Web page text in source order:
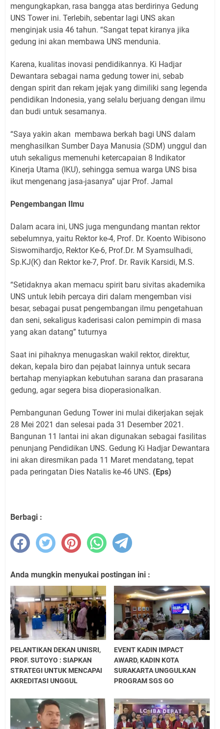
mengungkapkan, rasa bangga atas berdirinya Gedung
UNS Tower ini. Terlebih, sebentar lagi UNS akan
menginjak usia 46 tahun. “Sangat tepat kiranya jika
gedung ini akan membawa UNS mendunia.
Karena, kualitas inovasi pendidikannya. Ki Hadjar
Dewantara sebagai nama gedung tower ini, sebab
dengan spirit dan rekam jejak yang dimiliki sang legenda
pendidikan Indonesia, yang selalu berjuang dengan ilmu
dan budi untuk sesamanya.
“Saya yakin akan membawa berkah bagi UNS dalam
menghasilkan Sumber Daya Manusia (SDM) unggul dan
utuh sekaligus memenuhi ketercapaian 8 Indikator
Kinerja Utama (IKU), sehingga semua warga UNS bisa
ikut mengenang jasa-jasanya” ujar Prof. Jamal
Pengembangan Ilmu
Dalam acara ini, UNS juga mengundang mantan rektor
sebelumnya, yaitu Rektor ke-4, Prof. Dr. Koento Wibisono
Siswomihardjo, Rektor Ke-6, Prof.Dr. M Syamsulhadi,
Sp.KJ(K) dan Rektor ke-7, Prof. Dr. Ravik Karsidi, M.S.
“Setidaknya akan memacu spirit baru sivitas akademika
UNS untuk lebih percaya diri dalam mengemban visi
besar, sebagai pusat pengembangan ilmu pengetahuan
dan seni, sekaligus kaderisasi calon pemimpin di masa
yang akan datang” tuturnya
Saat ini pihaknya menugaskan wakil rektor, direktur,
dekan, kepala biro dan pejabat lainnya untuk secara
bertahap menyiapkan kebutuhan sarana dan prasarana
gedung, agar segera bisa dioperasionalkan.
Pembangunan Gedung Tower ini mulai dikerjakan sejak
28 Mei 2021 dan selesai pada 31 Desember 2021.
Bangunan 11 lantai ini akan digunakan sebagai fasilitas
penunjang Pendidikan UNS. Gedung Ki Hadjar Dewantara
ini akan diresmikan pada 11 Maret mendatang, tepat
pada peringatan Dies Natalis ke-46 UNS. (Eps)
Berbagi :
Anda mungkin menyukai postingan ini :
PELANTIKAN DEKAN UNISRI,
PROF. SUTOYO : SIAPKAN
STRATEGI UNTUK MENCAPAI
AKREDITASI UNGGUL
EVENT KADIN IMPACT
AWARD, KADIN KOTA
SURAKARTA UNGGULKAN
PROGRAM SGS GO